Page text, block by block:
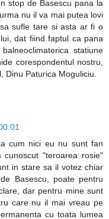
stop de Basescu pana la
nu il va mai putea lovi
sufle tare si asta ar fi o
dat fiind faptul ca pana
statiune
corespondentul nostru,
Paturica Moguliciu.
cum nici eu nu sunt fan
"teroarea rosie"
in stare sa il votez chiar
Basescu, poate pentru
dar pentru mine sunt
care nu il mai vreau pe
cu toata lumea